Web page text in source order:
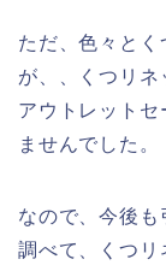
ただ、色々と
が、、くつリネ
アウトレットセ
ませんでした。
なので、今後
調べて、くつリ